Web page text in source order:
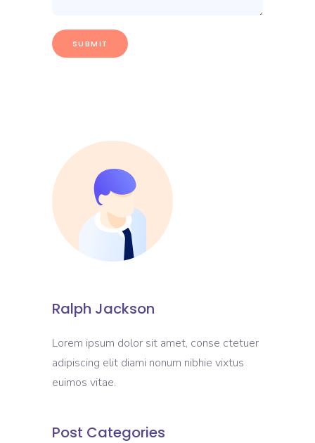
Ralph Jackson
Lorem ipsum dolor sit amet, conse ctetuer
adipiscing elit diami nonum nibhie vixtus
euimos vitae.
Post Categories